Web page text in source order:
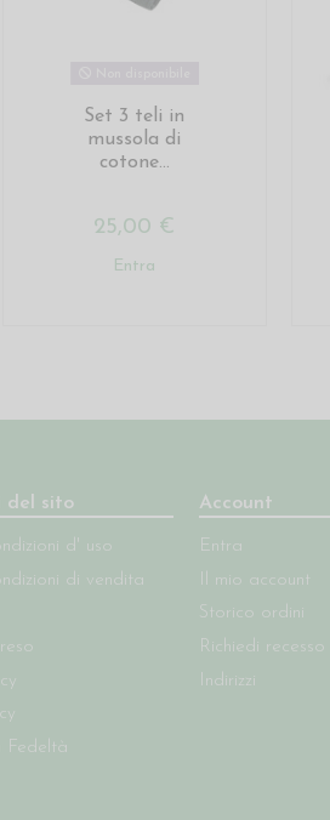
Set 3 teli in
mussola di
cotone...
25,00 €
Entra
del sito
d' uso
di vendita
Fedeltà
Account
Entra
Il mio account
Storico ordini
Richiedi recesso
Indirizzi